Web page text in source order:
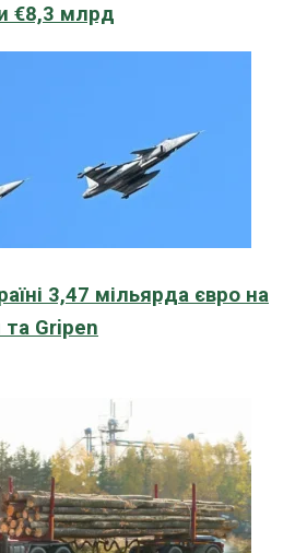
€8,3 млрд
3,47 мільярда євро на
Gripen